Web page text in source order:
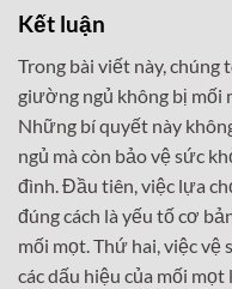
Kết luận
Trong bài viết này,
giường ngủ không bị mối
Những bí quyết này
ngủ mà còn bảo vệ sức
đình. Đầu tiên, việc lựa
đúng cách là yếu tố cơ
mối mọt. Thứ hai, việc vệ
các dấu hiệu của mối